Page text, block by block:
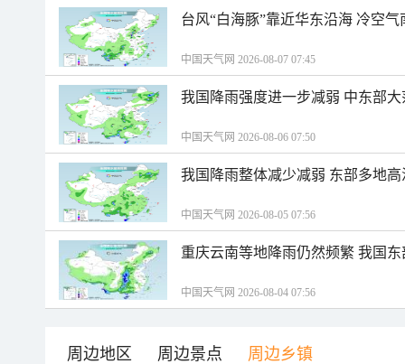
台风“白海豚”靠近华东沿海 冷空
中国天气网 2026-08-07 07:45
我国降雨强度进一步减弱 中东部
中国天气网 2026-08-06 07:50
我国降雨整体减少减弱 东部多地
中国天气网 2026-08-05 07:56
重庆云南等地降雨仍然频繁 我国
中国天气网 2026-08-04 07:56
周边地区 周边景点 周边乡镇